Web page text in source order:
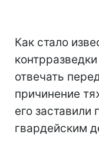
Как стало
отвечать
причинение
его заставили
гвардейским